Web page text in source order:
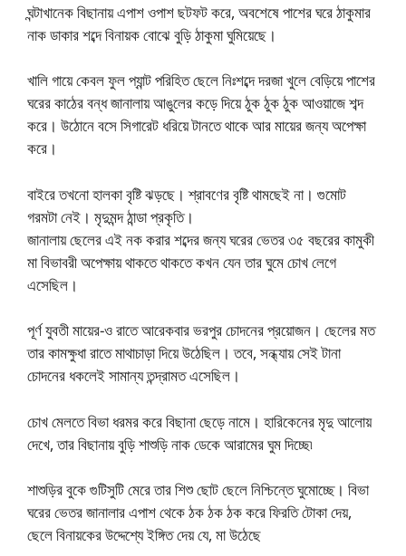
ঘন্টাখানেক বিছানায় এপাশ ওপাশ ছটফট করে, অবশেষে পাশের ঘরে ঠাকুমার
নাক ডাকার শব্দে বিনায়ক বোঝে বুড়ি ঠাকুমা ঘুমিয়েছে।
খালি গায়ে কেবল ফুল প্যান্ট পরিহিত ছেলে নিঃশব্দে দরজা খুলে বেড়িয়ে পাশের
ঘরের কাঠের বন্ধ জানালায় আঙুলের কড়ে দিয়ে ঠুক ঠুক ঠুক আওয়াজে শব্দ
করে। উঠোনে বসে সিগারেট ধরিয়ে টানতে থাকে আর মায়ের জন্য অপেক্ষা
করে।
বাইরে তখনো হালকা বৃষ্টি ঝড়ছে। শ্রাবণের বৃষ্টি থামছেই না। গুমোট
গরমটা নেই। মৃদুমন্দ ঠান্ডা প্রকৃতি।
জানালায় ছেলের এই নক করার শব্দের জন্য ঘরের ভেতর ৩৫ বছরের কামুকী
মা বিভাবরী অপেক্ষায় থাকতে থাকতে কখন যেন তার ঘুমে চোখ লেগে
এসেছিল।
পূর্ণ যুবতী মায়ের-ও রাতে আরেকবার ভরপুর চোদনের প্রয়োজন। ছেলের মত
তার কামক্ষুধা রাতে মাথাচাড়া দিয়ে উঠেছিল। তবে, সন্ধ্যায় সেই টানা
চোদনের ধকলেই সামান্য তন্দ্রামত এসেছিল।
চোখ মেলতে বিভা ধরমর করে বিছানা ছেড়ে নামে। হারিকেনের মৃদু আলোয়
দেখে, তার বিছানায় বুড়ি শাশুড়ি নাক ডেকে আরামের ঘুম দিচ্ছে৷
শাশুড়ির বুকে গুটিসুটি মেরে তার শিশু ছোট ছেলে নিশ্চিন্তে ঘুমোচ্ছে। বিভা
ঘরের ভেতর জানালার এপাশ থেকে ঠক ঠক ঠক করে ফিরতি টোকা দেয়,
ছেলে বিনায়কের উদ্দেশ্যে ইঙ্গিত দেয় যে, মা উঠেছে